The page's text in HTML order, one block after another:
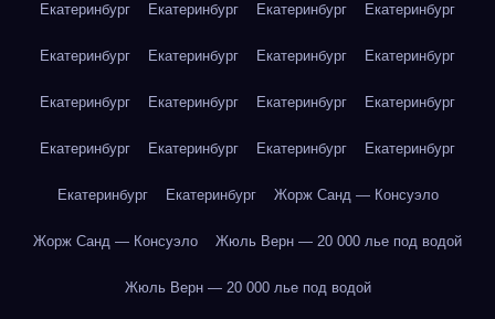
Екатеринбург Екатеринбург Екатеринбург Екатеринбург
Екатеринбург Екатеринбург Екатеринбург Екатеринбург
Екатеринбург Екатеринбург Екатеринбург Екатеринбург
Екатеринбург Екатеринбург Екатеринбург Екатеринбург
Екатеринбург Екатеринбург Жорж Санд — Консуэло
Жорж Санд — Консуэло Жюль Верн — 20 000 лье под водой
Жюль Верн — 20 000 лье под водой